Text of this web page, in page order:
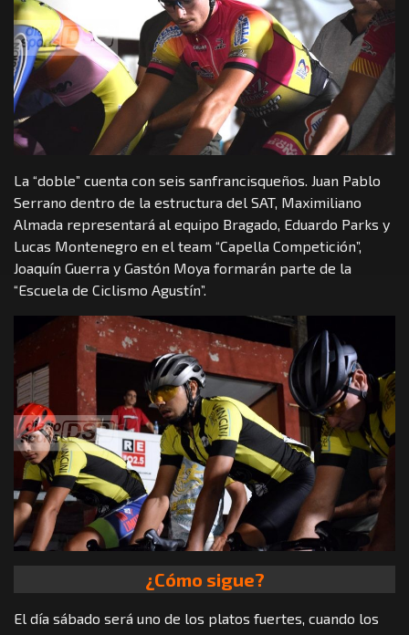
La “doble” cuenta con seis sanfrancisqueños. Juan Pablo
Serrano dentro de la estructura del SAT, Maximiliano
Almada representará al equipo Bragado, Eduardo Parks y
Lucas Montenegro en el team “Capella Competición”,
Joaquín Guerra y Gastón Moya formarán parte de la
“Escuela de Ciclismo Agustín”.
¿Cómo sigue?
El día sábado será uno de los platos fuertes, cuando los